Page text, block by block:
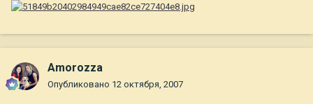
Amorozza
Опубликовано 12 октября, 2007